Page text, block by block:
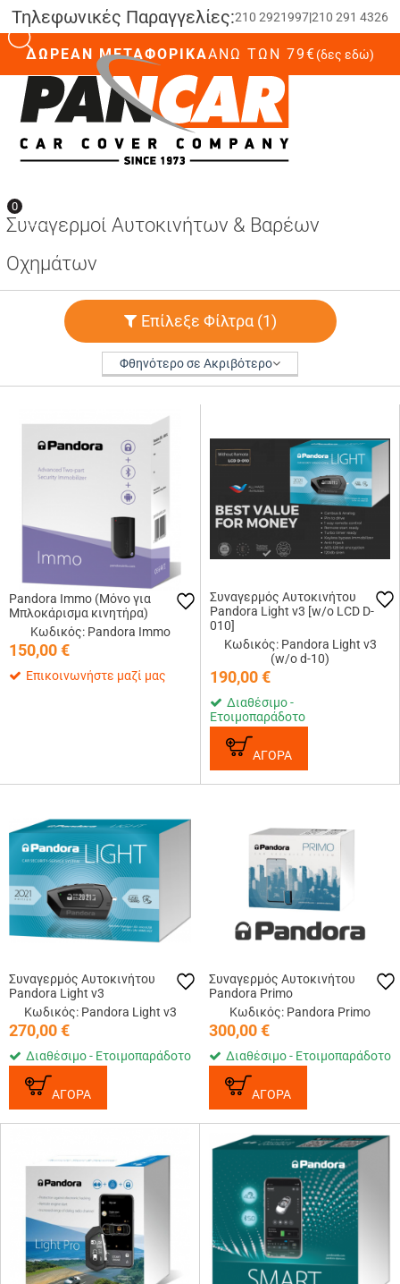
Τηλεφωνικές Παραγγελίες:210 2921997|210 291 4326
ΔΩΡΕΑΝ ΜΕΤΑΦΟΡΙΚΑΆΝΩ ΤΩΝ 79€(δες εδώ)
0
Συναγερμοί Αυτοκινήτων & Βαρέων
Οχημάτων
Επίλεξε Φίλτρα (1)
Φθηνότερο σε Ακριβότερο
Pandora Immo (Μόνο για
Μπλοκάρισμα κινητήρα)
Κωδικός: Pandora Immo
150,00€
Επικοινωνήστε μαζί μας
Συναγερμός Αυτοκινήτου
Pandora Light v3 [w/o LCD D-
010]
Κωδικός: Pandora Light v3
(w/o d-10)
190,00€
Διαθέσιμο -
Ετοιμοπαράδοτο
ΑΓΟΡΑ
Συναγερμός Αυτοκινήτου
Pandora Light v3
Κωδικός: Pandora Light v3
270,00€
Διαθέσιμο - Ετοιμοπαράδοτο
ΑΓΟΡΑ
Συναγερμός Αυτοκινήτου
Pandora Primo
Κωδικός: Pandora Primo
300,00€
Διαθέσιμο - Ετοιμοπαράδοτο
ΑΓΟΡΑ